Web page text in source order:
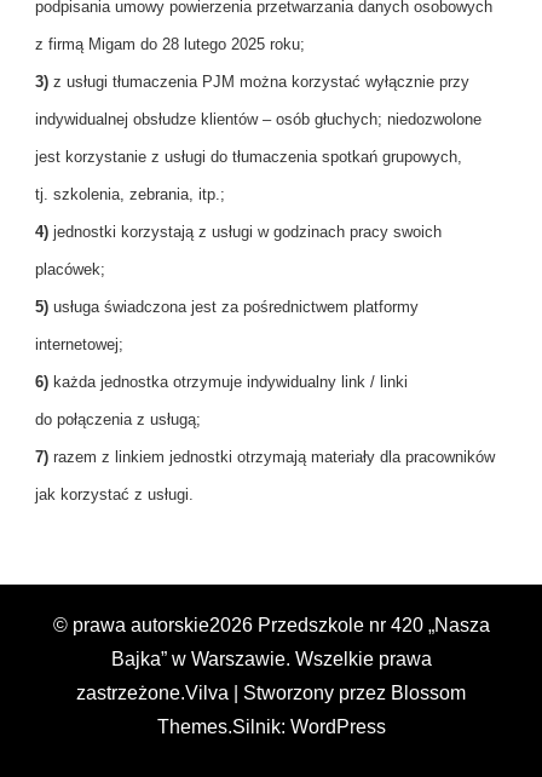
podpisania umowy powierzenia przetwarzania danych osobowych
z firmą Migam do 28 lutego 2025 roku;
3) z usługi tłumaczenia PJM można korzystać wyłącznie przy
indywidualnej obsłudze klientów – osób głuchych; niedozwolone
jest korzystanie z usługi do tłumaczenia spotkań grupowych,
tj. szkolenia, zebrania, itp.;
4) jednostki korzystają z usługi w godzinach pracy swoich
placówek;
5) usługa świadczona jest za pośrednictwem platformy
internetowej;
6) każda jednostka otrzymuje indywidualny link / linki
do połączenia z usługą;
7) razem z linkiem jednostki otrzymają materiały dla pracowników
jak korzystać z usługi.
© prawa autorskie2026 Przedszkole nr 420 „Nasza
Bajka” w Warszawie. Wszelkie prawa
zastrzeżone.Vilva | Stworzony przez Blossom
Themes.Silnik: WordPress